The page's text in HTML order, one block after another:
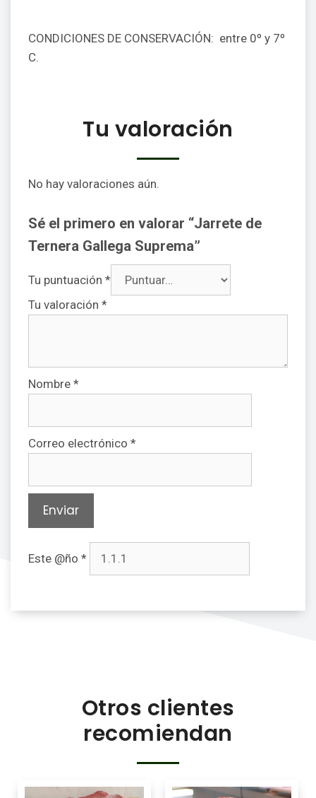
CONDICIONES DE CONSERVACIÓN: entre 0º y 7º
C.
Tu valoración
No hay valoraciones aún.
Sé el primero en valorar “Jarrete de
Ternera Gallega Suprema”
Tu puntuación *
Tu valoración *
Nombre *
Correo electrónico *
Este @ño *
Otros clientes
recomiendan